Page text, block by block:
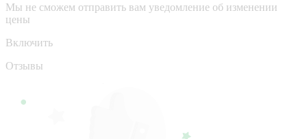
Мы не сможем отправить вам уведомление об изменении
цены
Включить
Отзывы